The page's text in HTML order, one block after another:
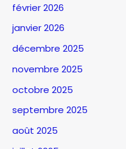
février 2026
janvier 2026
décembre 2025
novembre 2025
octobre 2025
septembre 2025
août 2025